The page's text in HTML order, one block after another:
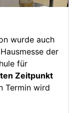
wurde auch
der
für
Zeitpunkt
Termin wird